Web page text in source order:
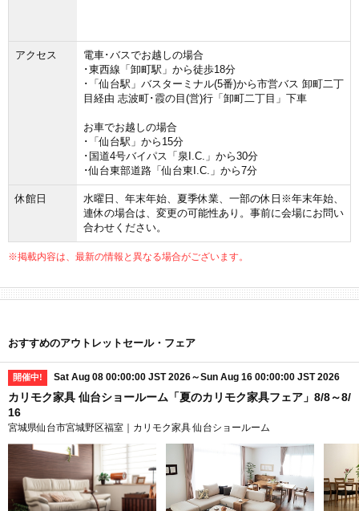
アクセス
電車･バスでお越しの場合
･東西線「卸町駅」から徒歩18分
･「仙台駅」バスターミナル(5番)から市営バス 卸町二丁
目経由 志波町･霞の目(営)行「卸町二丁目」下車
お車でお越しの場合
･「仙台駅」から15分
･国道4号バイパス「泉I.C.」から30分
･仙台東部道路「仙台東I.C.」から7分
休館日
水曜日、年末年始、夏季休業、一部の休日※年末年始、
連休の場合は、変更の可能性あり。事前に会場にお問い
合わせください。
※掲載内容は、最新の情報と異なる場合がございます。
おすすめのアウトレットセール・フェア
開催中! Sat Aug 08 00:00:00 JST 2026～Sun Aug 16 00:00:00 JST 2026
カリモク家具 仙台ショールーム「夏のカリモク家具フェア」8/8～8/
16
宮城県仙台市宮城野区福室｜カリモク家具 仙台ショールーム